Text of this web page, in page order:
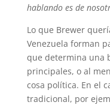
hablando es de
Lo que Brewer
Venezuela forman
que determina una
principales, o al
cosa política. En el
tradicional, por